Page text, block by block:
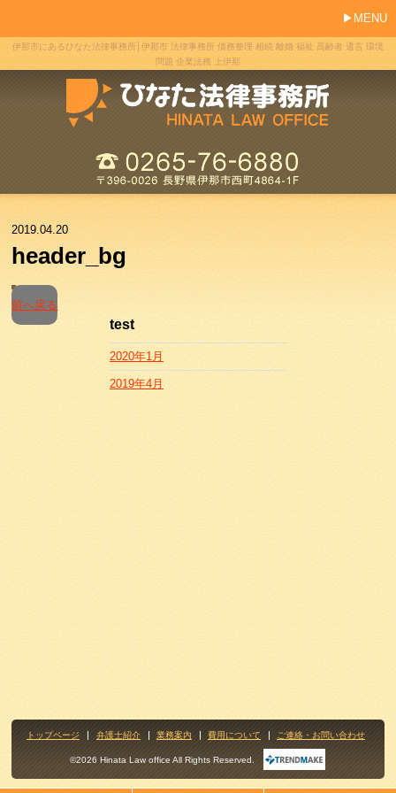
MENU
伊那市にあるひなた法律事務所│伊那市 法律事務所 債務整理 相続 離婚 福祉 高齢者 遺言 環境
問題 企業法務 上伊那
2019.04.20
header_bg
前へ戻る
test
2020年1月
2019年4月
トップページ 弁護士紹介 業務案内 費用について ご連絡・お問い合わせ
©2026 Hinata Law office All Rights Reserved.